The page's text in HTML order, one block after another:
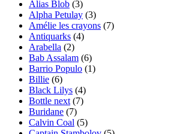
Alias Blob (3)
Alpha Petulay (3)
Amélie les crayons (7)
Antiquarks (4)
Arabella (2)
Bab Assalam (6)
Barrio Populo (1)
Billie (6)
Black Lilys (4)
Bottle next (7)
Buridane (7)
Calvin Coal (5)